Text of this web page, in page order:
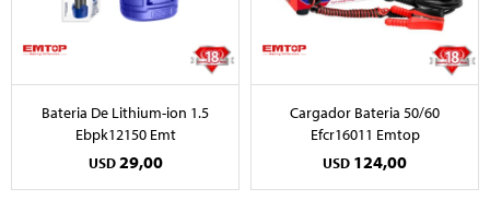
Bateria De Lithium-ion 1.5
Ebpk12150 Emt
USD 29,00
Cargador Bateria 50/60
Efcr16011 Emtop
USD 124,00